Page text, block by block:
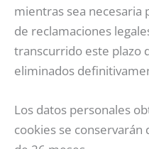
mientras sea necesaria
de reclamaciones
transcurrido este plazo
eliminados
Los datos personales
cookies se